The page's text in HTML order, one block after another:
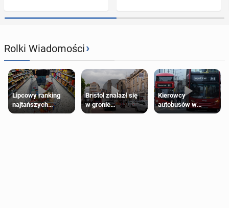
Rolki Wiadomości›
Lipcowy ranking
najtańszych
supermarketów
Bristol znalazł się
w gronie
najlepszych
Kierowcy
autobusów w
Londynie